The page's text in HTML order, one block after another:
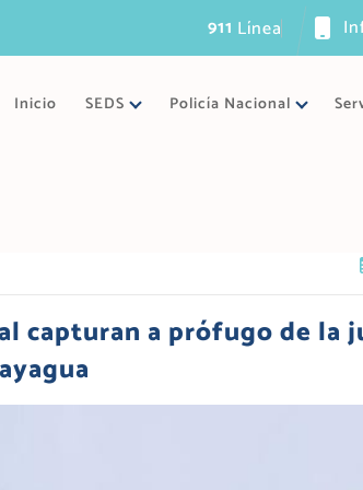
aú nicad
Inicio SEDS Policía Nacional
capturan a prófugo de la